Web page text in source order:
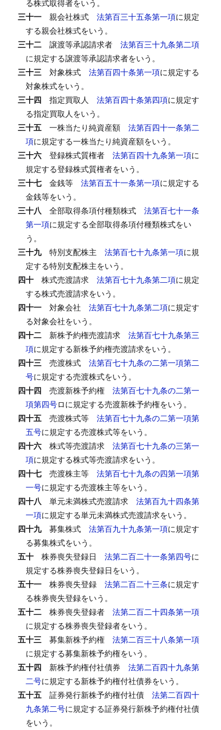
る株式取得者をいう。
三十一 親会社株式 法第百三十五条第一項に規定
する親会社株式をいう。
三十二 譲渡等承認請求者
法第百三十九条第二項
に規定する譲渡等承認請求者をいう。
三十三 対象株式 法第百四十条第一項に規定する
対象株式をいう。
三十四 指定買取人 法第百四十条第四項に規定す
る指定買取人をいう。
三十五 一株当たり純資産額
法第百四十一条第二
項に規定する一株当たり純資産額をいう。
三十六 登録株式質権者 法第百四十九条第一項に
規定する登録株式質権者をいう。
三十七 金銭等 法第百五十一条第一項に規定する
金銭等をいう。
三十八 全部取得条項付種類株式
法第百七十一条
第一項に規定する全部取得条項付種類株式をい
う。
三十九 特別支配株主 法第百七十九条第一項に規
定する特別支配株主をいう。
四十 株式売渡請求 法第百七十九条第二項に規定
する株式売渡請求をいう。
四十一 対象会社 法第百七十九条第二項に規定す
る対象会社をいう。
四十二 新株予約権売渡請求
法第百七十九条第三
項に規定する新株予約権売渡請求をいう。
四十三 売渡株式
法第百七十九条の二第一項第二
号に規定する売渡株式をいう。
四十四 売渡新株予約権
法第百七十九条の二第一
項第四号ロに規定する売渡新株予約権をいう。
四十五 売渡株式等
法第百七十九条の二第一項第
五号に規定する売渡株式等をいう。
四十六 株式等売渡請求
法第百七十九条の三第一
項に規定する株式等売渡請求をいう。
四十七 売渡株主等
法第百七十九条の四第一項第
一号に規定する売渡株主等をいう。
四十八 単元未満株式売渡請求
法第百九十四条第
一項に規定する単元未満株式売渡請求をいう。
四十九 募集株式 法第百九十九条第一項に規定す
る募集株式をいう。
五十 株券喪失登録日 法第二百二十一条第四号に
規定する株券喪失登録日をいう。
五十一 株券喪失登録 法第二百二十三条に規定す
る株券喪失登録をいう。
五十二 株券喪失登録者
法第二百二十四条第一項
に規定する株券喪失登録者をいう。
五十三 募集新株予約権
法第二百三十八条第一項
に規定する募集新株予約権をいう。
五十四 新株予約権付社債券
法第二百四十九条第
二号に規定する新株予約権付社債券をいう。
五十五 証券発行新株予約権付社債
法第二百四十
九条第二号に規定する証券発行新株予約権付社債
をいう。